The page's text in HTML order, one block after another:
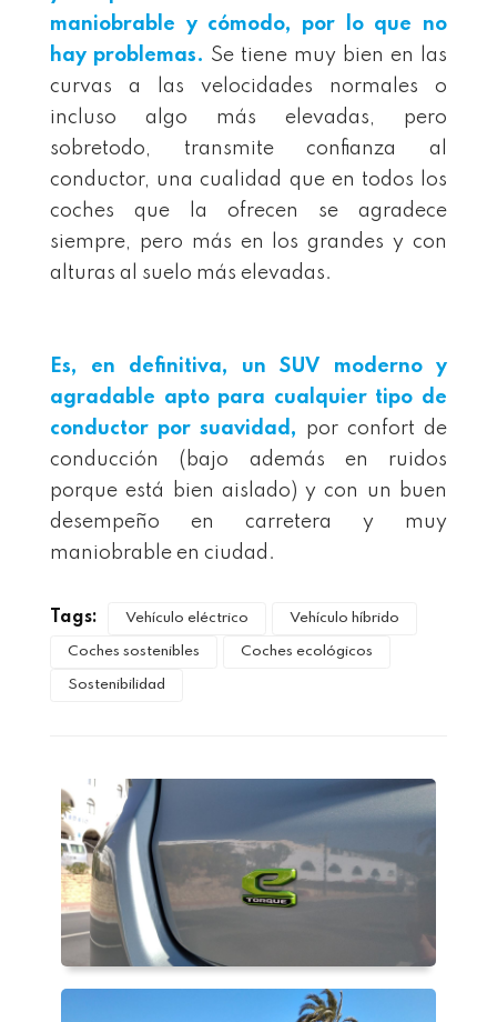
maniobrable y cómodo, por lo que no
hay problemas. Se tiene muy bien en las
curvas a las velocidades normales o
incluso algo más elevadas, pero
sobretodo, transmite confianza al
conductor, una cualidad que en todos los
coches que la ofrecen se agradece
siempre, pero más en los grandes y con
alturas al suelo más elevadas.
Es, en definitiva, un SUV moderno y
agradable apto para cualquier tipo de
conductor por suavidad, por confort de
conducción (bajo además en ruidos
porque está bien aislado) y con un buen
desempeño en carretera y muy
maniobrable en ciudad.
Tags: Vehículo eléctrico Vehículo híbrido
Coches sostenibles Coches ecológicos
Sostenibilidad